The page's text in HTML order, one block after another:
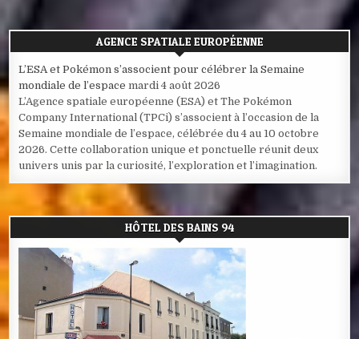
AGENCE SPATIALE EUROPÉENNE
L’ESA et Pokémon s’associent pour célébrer la Semaine
mondiale de l’espace mardi 4 août 2026
L’Agence spatiale européenne (ESA) et The Pokémon
Company International (TPCi) s’associent à l’occasion de la
Semaine mondiale de l’espace, célébrée du 4 au 10 octobre
2026. Cette collaboration unique et ponctuelle réunit deux
univers unis par la curiosité, l’exploration et l’imagination.
HÔTEL DES BAINS 94